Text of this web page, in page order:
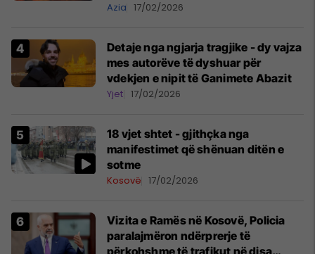
Azia 17/02/2026
Detaje nga ngjarja tragjike - dy vajza
mes autorëve të dyshuar për
vdekjen e nipit të Ganimete Abazit
Yjet 17/02/2026
18 vjet shtet - gjithçka nga
manifestimet që shënuan ditën e
sotme
Kosovë 17/02/2026
Vizita e Ramës në Kosovë, Policia
paralajmëron ndërprerje të